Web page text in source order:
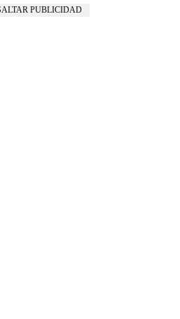
PUBLICIDAD